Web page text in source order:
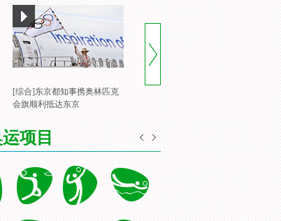
[综合]东京都知事携奥林匹克
会旗顺利抵达东京
项目